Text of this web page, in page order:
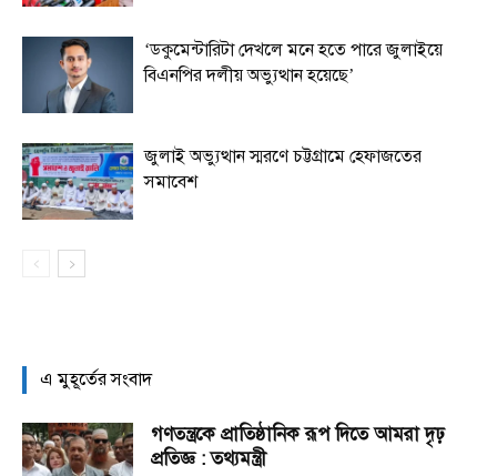
‘ডকুমেন্টারিটা দেখলে মনে হতে পারে জুলাইয়ে
বিএনপির দলীয় অভ্যুত্থান হয়েছে’
জুলাই অভ্যুত্থান স্মরণে চট্টগ্রামে হেফাজতের
সমাবেশ
এ মুহূর্তের সংবাদ
গণতন্ত্রকে প্রাতিষ্ঠানিক রূপ দিতে আমরা দৃঢ়
প্রতিজ্ঞ : তথ্যমন্ত্রী